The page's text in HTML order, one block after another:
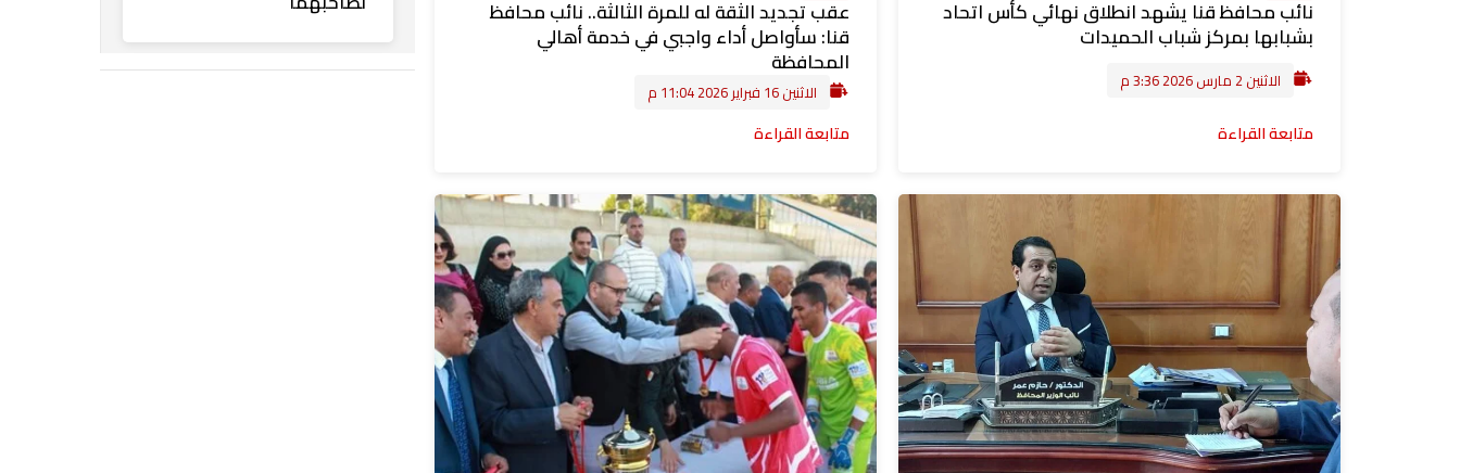
نائب محافظ قنا يشهد انطلاق نهائي كأس اتحاد
بشبابها بمركز شباب الحميدات
الاثنين 2 مارس 2026 3:36 م
متابعة القراءة
عقب تجديد الثقة له للمرة الثالثة.. نائب محافظ
قنا: سأواصل أداء واجبي في خدمة أهالي
المحافظة
الاثنين 16 فبراير 2026 11:04 م
متابعة القراءة